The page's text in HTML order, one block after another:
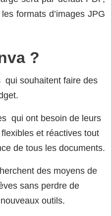
formats d’images JPG
?
qui souhaitent faire des
qui ont besoin de leurs
et réactives tout
de tous les documents.
des moyens de
sans perdre de
outils.